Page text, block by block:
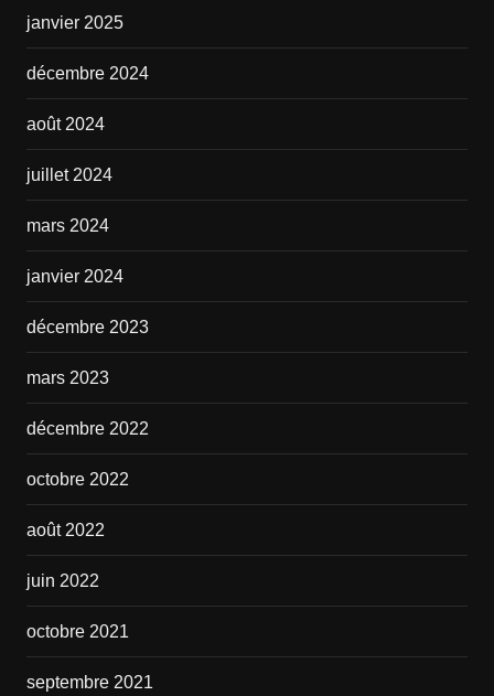
janvier 2025
décembre 2024
août 2024
juillet 2024
mars 2024
janvier 2024
décembre 2023
mars 2023
décembre 2022
octobre 2022
août 2022
juin 2022
octobre 2021
septembre 2021